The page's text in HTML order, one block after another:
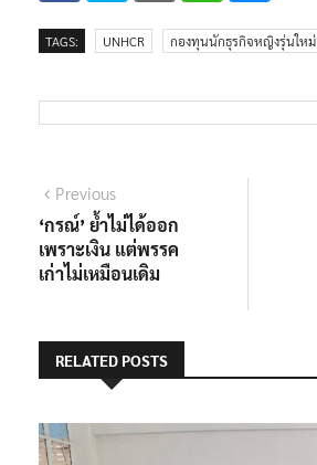
TAGS: UNHCR กองทุนนักธุรกิจหญิงรุ่นใหม่
แนะแนว
เรื่อง
PreviousPrevious
post:
‘กรณ์’ ย้ำไม่ได้ออก
เพราะเงิน แต่พรรค
เก่าไม่เหมือนเดิม
RELATED POSTS